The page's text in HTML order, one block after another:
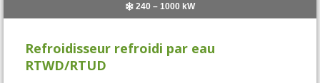
240 – 1000 kW
Refroidisseur refroidi par eau
RTWD/RTUD